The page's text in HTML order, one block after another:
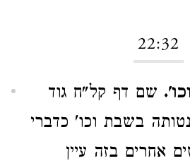
22:32
שם דף קל"ח גוד
בשבת וכו' כדברי
אחרים בזה עיין